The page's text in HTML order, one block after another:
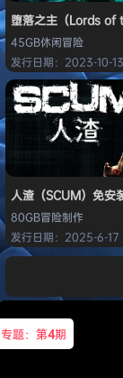
堕落之主（Lords of
45GB休闲冒险
发行日期：2023-10-13
人渣（SCUM）免安
80GB冒险制作
发行日期：2025-6-17
专题：第4期